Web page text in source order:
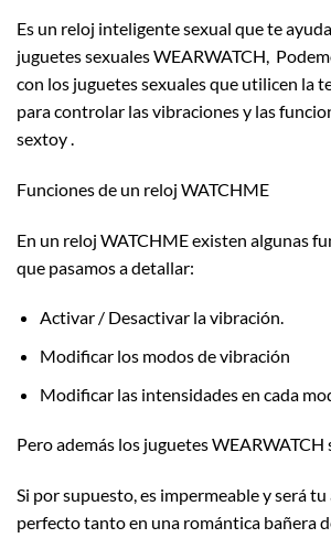
Es un reloj inteligente sexual que te
juguetes sexuales WEARWATCH,
con los juguetes sexuales que utilicen la
para controlar las vibraciones y las
sextoy .
Funciones de un reloj WATCHME
En un reloj WATCHME existen algunas
que pasamos a detallar:
Activar / Desactivar la vibración.
Modificar los modos de vibración
Modificar las intensidades en cada
Pero además los juguetes WEARWATCH
Si por supuesto, es impermeable y será
perfecto tanto en una romántica bañera